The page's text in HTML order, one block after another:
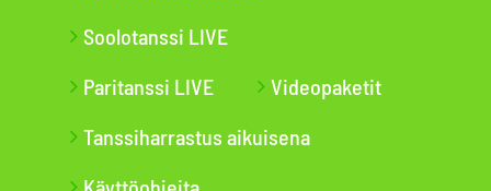
Soolotanssi LIVE
Paritanssi LIVE
Videopaketit
Tanssiharrastus aikuisena